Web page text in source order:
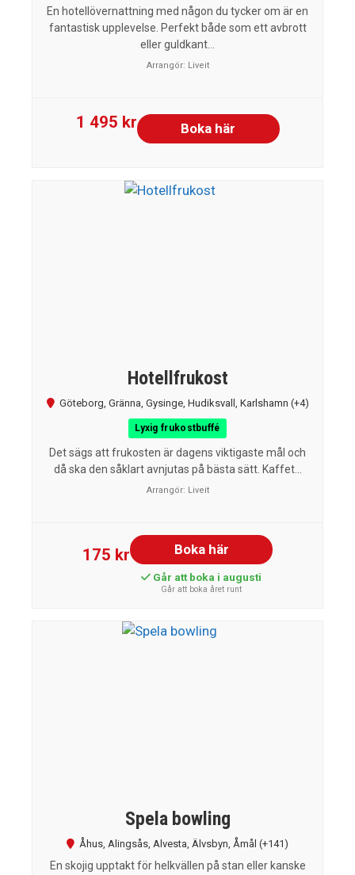
En hotellövernattning med någon du tycker om är en
fantastisk upplevelse. Perfekt både som ett avbrott
eller guldkant...
Arrangör: Liveit
1 495 kr Boka här
Hotellfrukost
Göteborg, Gränna, Gysinge, Hudiksvall , Karlshamn (+4)
Lyxig frukostbuffé
Det sägs att frukosten är dagens viktigaste mål och
då ska den såklart avnjutas på bästa sätt. Kaffet...
Arrangör: Liveit
175 kr Boka här
Går att boka i augusti
Går att boka året runt
Spela bowling
Åhus, Alingsås, Alvesta, Älvsbyn, Åmål (+141)
En skojig upptakt för helkvällen på stan eller kanske